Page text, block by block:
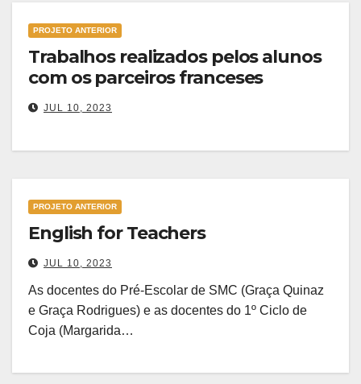
PROJETO ANTERIOR
Trabalhos realizados pelos alunos
com os parceiros franceses
JUL 10, 2023
PROJETO ANTERIOR
English for Teachers
JUL 10, 2023
As docentes do Pré-Escolar de SMC (Graça Quinaz
e Graça Rodrigues) e as docentes do 1º Ciclo de
Coja (Margarida…